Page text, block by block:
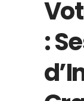
: